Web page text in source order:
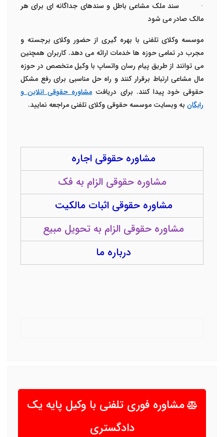
·
سند ملک مشاعی باطل و سندهای جداگانه ای برای هر
مالک صادر می شود
موسسه وکلای تلفنی با بهره گیری از حضور وکلای برجسته و
مجرب در تمامی حوزه ها خدمات ارائه می دهد. کاربران همچنین
می توانند از طریق پیام رسان واتساپ با وکیل متخصص در حوزه
مال مشاعی ارتباط برقرار کنند و راه حل مناسبی برای رفع مشکل
حقوقی خود پیدا کنند. برای دریافتمشاوره حقوقی انلاین و
رایگان به وبسایت موسسه حقوقی وکلای تلفنی مراجعه نمایید.
مشاوره حقوقی اجاره
مشاوره حقوقی الزام به فک
مشاوره حقوقی اثبات مالکیت
مشاوره حقوقی الزام به تحویل مبیع
درباره ما
مشاوره فوری تلفنی با وکیل پایه یک
دادگستری